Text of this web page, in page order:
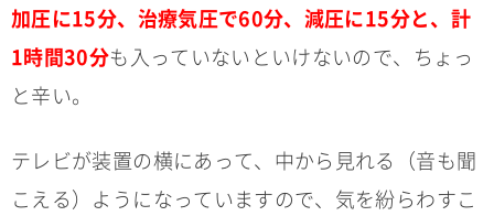
加圧に15分、治療気圧で60分、減圧に15分と、計
1時間30分も入っていないといけないので、ちょっ
と辛い。
テレビが装置の横にあって、中から見れる（音も聞
こえる）ようになっていますので、気を紛らわすこ